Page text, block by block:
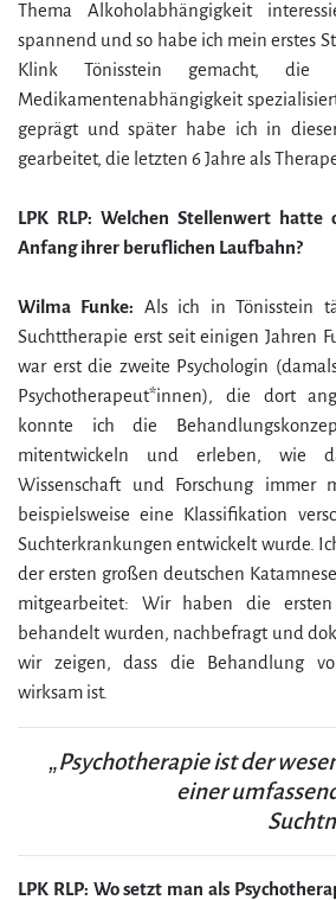
Thema Alkoholabhängigkeit
spannend und so habe ich mein erstes
Klink Tönisstein gemacht,
Medikamentenabhängigkeit
geprägt und später habe ich in
gearbeitet, die letzten 6 Jahre als
LPK RLP: Welchen Stellenwert hatte
Anfang ihrer beruflichen Laufbahn?
Wilma Funke: Als ich in Tönisstein
Suchttherapie erst seit einigen Jahren
war erst die zweite Psychologin
Psychotherapeut*innen), die dort
konnte ich die
mitentwickeln und erleben, wie
Wissenschaft und Forschung immer
beispielsweise eine Klassifikation
Suchterkrankungen entwickelt wurde.
der ersten großen deutschen
mitgearbeitet: Wir haben die
behandelt wurden, nachbefragt und
wir zeigen, dass die Behandlung
wirksam ist.
„Psychotherapie ist der
einer
LPK RLP: Wo setzt man als